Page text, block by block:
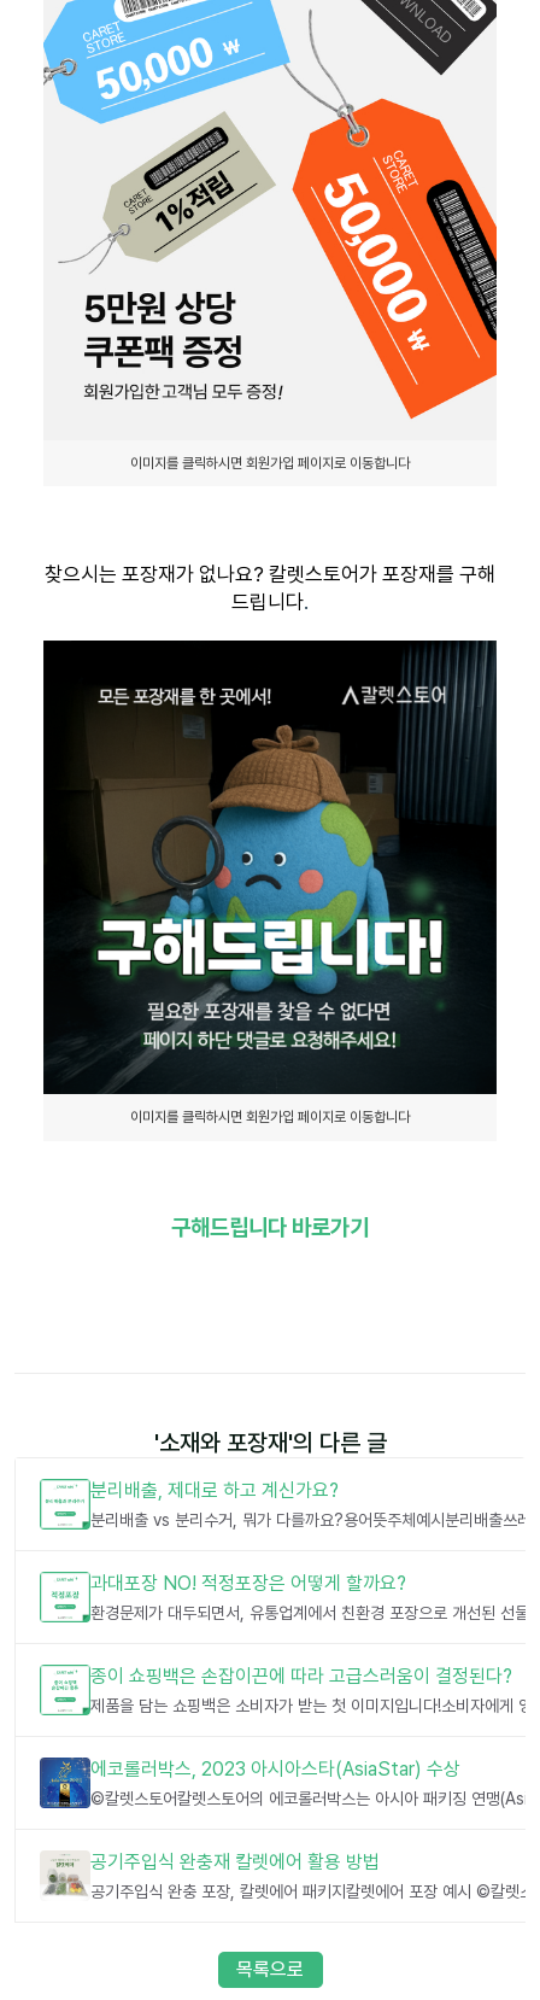
이미지를 클릭하시면 회원가입 페이지로 이동합니다
찾으시는 포장재가 없나요? 칼렛스토어가 포장재를 구해
드립니다.
이미지를 클릭하시면 회원가입 페이지로 이동합니다
구해드립니다 바로가기
'소재와 포장재'의 다른 글
분리배출, 제대로 하고 계신가요?
과대포장 NO! 적정포장은 어떻게 할까요?
종이 쇼핑백은 손잡이끈에 따라 고급스러움이 결정된다?
에코롤러박스, 2023 아시아스타(AsiaStar) 수상
공기주입식 완충재 칼렛에어 활용 방법
목록으로